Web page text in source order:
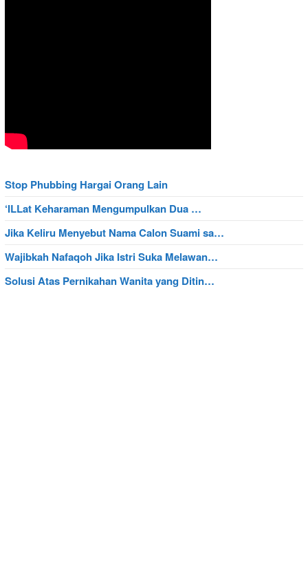
Stop Phubbing Hargai Orang Lain
‘ILLat Keharaman Mengumpulkan Dua …
Jika Keliru Menyebut Nama Calon Suami sa…
Wajibkah Nafaqoh Jika Istri Suka Melawan…
Solusi Atas Pernikahan Wanita yang Ditin…